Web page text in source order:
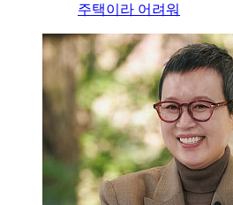
주택이라 어려워